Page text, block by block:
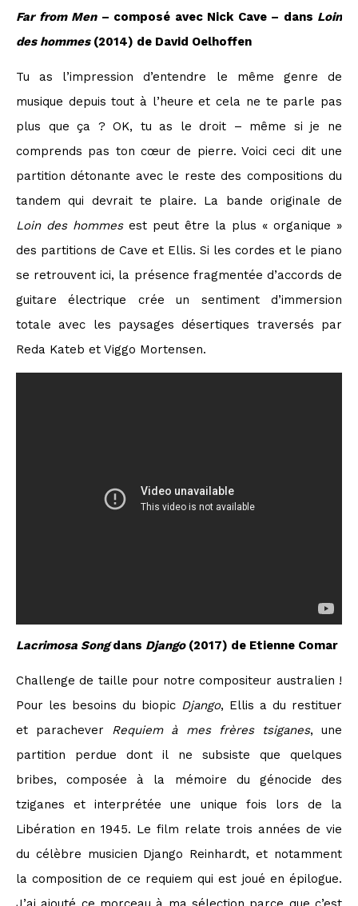
Far from Men– composé avec Nick Cave – dans Loin
des hommes(2014) de David Oelhoffen
Tu as l’impression d’entendre le même genre de
musique depuis tout à l’heure et cela ne te parle pas
plus que ça ? OK, tu as le droit – même si je ne
comprends pas ton cœur de pierre. Voici ceci dit une
partition détonante avec le reste des compositions du
tandem qui devrait te plaire. La bande originale de
Loin des hommesest peut être la plus « organique »
des partitions de Cave et Ellis. Si les cordes et le piano
se retrouvent ici, la présence fragmentée d’accords de
guitare électrique crée un sentiment d’immersion
totale avec les paysages désertiques traversés par
Reda Kateb et Viggo Mortensen.
Lacrimosa Songdans Django(2017) de Etienne Comar
Challenge de taille pour notre compositeur australien !
Pour les besoins du biopic Django, Ellis a du restituer
et parachever Requiem à mes frères tsiganes, une
partition perdue dont il ne subsiste que quelques
bribes, composée à la mémoire du génocide des
tziganes et interprétée une unique fois lors de la
Libération en 1945. Le film relate trois années de vie
du célèbre musicien Django Reinhardt, et notamment
la composition de ce requiem qui est joué en épilogue.